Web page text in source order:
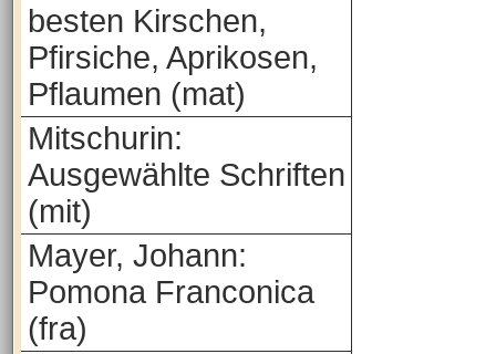
besten Kirschen,
Pfirsiche, Aprikosen,
Pflaumen (mat)
Mitschurin:
Ausgewählte Schriften
(mit)
Mayer, Johann:
Pomona Franconica
(fra)